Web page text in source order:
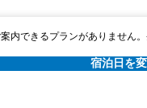
内できるプランがありません
宿泊日を